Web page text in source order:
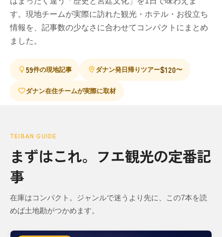
す。現地チームが実際に訪れた観光・ホテル・お役立ち
情報を、記事数の少なさに合わせてコンパクトにまとめ
ました。
59件の現地記事 ダナン発日帰りツアー$120〜
ダナン在住チームが実際に取材
TEIBAN GUIDE
まずはこれ。フエ観光の定番記
事
在庫はコンパクト。ジャンルで迷うより先に、この7本を読
めば土地勘がつかめます。